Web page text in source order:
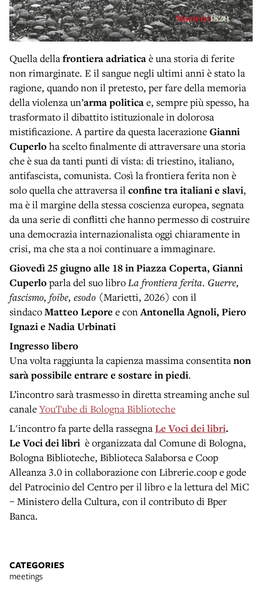
Quella dellafrontiera adriaticaè una storia di ferite
non rimarginate. E il sangue negli ultimi anni è stato la
ragione, quando non il pretesto, per fare della memoria
della violenza un’arma politicae, sempre più spesso, ha
trasformato il dibattito istituzionale in dolorosa
mistificazione. A partire da questa lacerazioneGianni
Cuperloha scelto finalmente di attraversare una storia
che è sua da tanti punti di vista: di triestino, italiano,
antifascista, comunista. Così la frontiera ferita non è
solo quella che attraversa ilconfine tra italiani e slavi,
ma è il margine della stessa coscienza europea, segnata
da una serie di conflitti che hanno permesso di costruire
una democrazia internazionalista oggi chiaramente in
crisi, ma che sta a noi continuare a immaginare.
Giovedì 25 giugnoalle 18 in Piazza Coperta, Gianni
Cuperloparla del suo libroLa frontiera ferita. Guerre,
fascismo, foibe, esodo (Marietti, 2026) con il
sindacoMatteo Lepore e conAntonella Agnoli, Piero
Ignazi e Nadia Urbinati
Ingresso libero
Una volta raggiunta la capienza massima consentitanon
sarà possibile entrare e sostare in piedi.
L’incontro sarà trasmesso in diretta streaming anche sul
canaleYouTube di Bologna Biblioteche
L'incontro fa parte della rassegnaLe Voci dei libri.
Le Voci dei libri è organizzata dal Comune di Bologna,
Bologna Biblioteche, Biblioteca Salaborsa e Coop
Alleanza 3.0 in collaborazione con Librerie.coop e gode
del Patrocinio del Centro per il libro e la lettura del MiC
– Ministero della Cultura, con il contributo di Bper
Banca.
CATEGORIES
meetings